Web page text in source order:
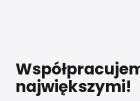
największymi!